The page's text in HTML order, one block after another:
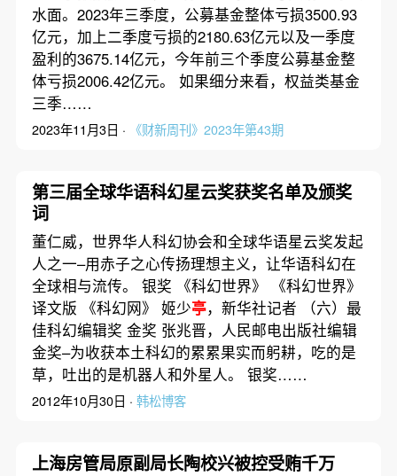
水面。2023年三季度，公募基金整体亏损3500.93
亿元，加上二季度亏损的2180.63亿元以及一季度
盈利的3675.14亿元，今年前三个季度公募基金整
体亏损2006.42亿元。 如果细分来看，权益类基金
三季……
2023年11月3日 · 《财新周刊》2023年第43期
第三届全球华语科幻星云奖获奖名单及颁奖
词
董仁威，世界华人科幻协会和全球华语星云奖发起
人之一–用赤子之心传扬理想主义，让华语科幻在
全球相与流传。 银奖 《科幻世界》 《科幻世界》
译文版 《科幻网》 姬少亭，新华社记者 （六）最
佳科幻编辑奖 金奖 张兆晋，人民邮电出版社编辑
金奖–为收获本土科幻的累累果实而躬耕，吃的是
草，吐出的是机器人和外星人。 银奖……
2012年10月30日 · 韩松博客
上海房管局原副局长陶校兴被控受贿千万